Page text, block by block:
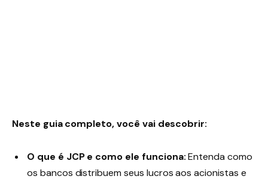
Neste guia completo, você vai descobrir:
O que é JCP e como ele funciona:Entenda como
os bancos distribuem seus lucros aos acionistas e